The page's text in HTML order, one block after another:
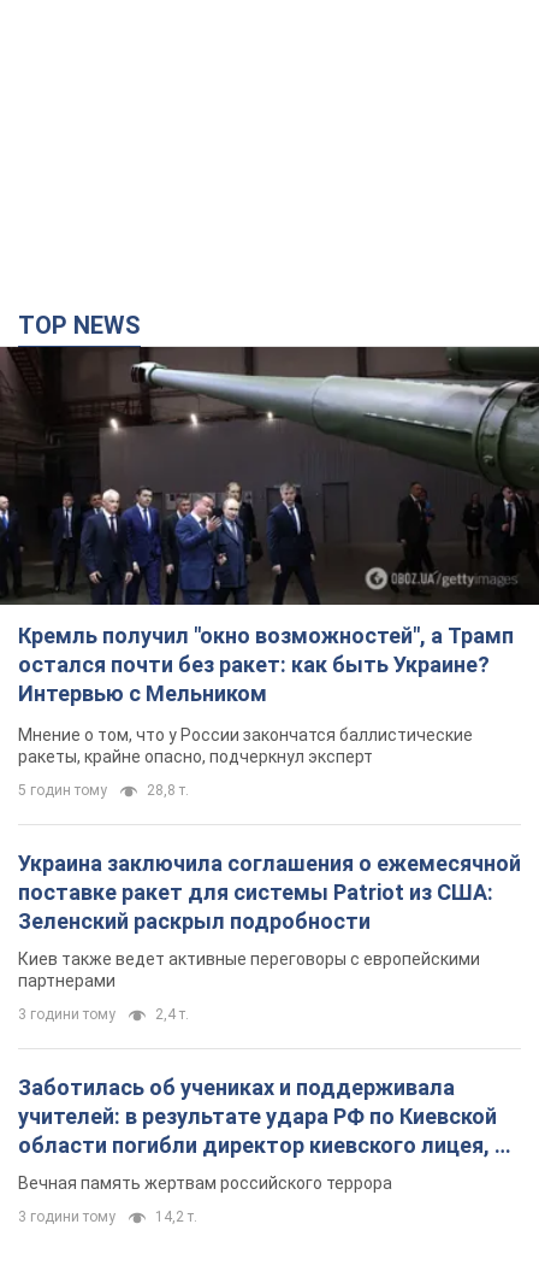
остался почти без ракет: как быть Украине?
Интервью с Мельником
Мнение о том, что у России закончатся баллистические
ракеты, крайне опасно, подчеркнул эксперт
5 годин тому
Украина заключила соглашения о ежемесячной
поставке ракет для системы Patriot из США:
Зеленский раскрыл подробности
Киев также ведет активные переговоры с европейскими
партнерами
3 години тому 2,4 т.
Заботилась об учениках и поддерживала
учителей: в результате удара РФ по Киевской
3 години тому